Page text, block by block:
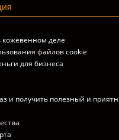
деле
файлов cookie
для бизнеса
и получить полезный и